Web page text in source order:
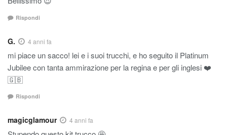
Rispondi
G. 4 anni fa
mi piace un sacco! lei e i suoi trucchi, e ho seguito il Platinum
Jubilee con tanta ammirazione per la regina e per gli inglesi ❤️
🇬🇧
Rispondi
magicglamour 4 anni fa